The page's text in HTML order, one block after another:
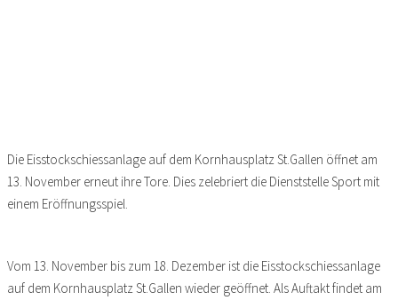
Die Eisstockschiessanlage auf dem Kornhausplatz St.Gallen öffnet am
13. November erneut ihre Tore. Dies zelebriert die Dienststelle Sport mit
einem Eröffnungsspiel.
Vom 13. November bis zum 18. Dezember ist die Eisstockschiessanlage
auf dem Kornhausplatz St.Gallen wieder geöffnet. Als Auftakt findet am